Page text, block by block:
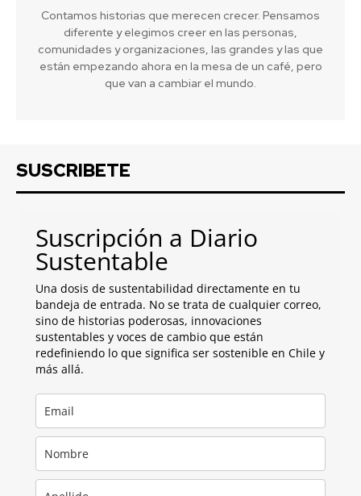
Contamos historias que merecen crecer. Pensamos
diferente y elegimos creer en las personas,
comunidades y organizaciones, las grandes y las que
están empezando ahora en la mesa de un café, pero
que van a cambiar el mundo.
SUSCRIBETE
Suscripción a Diario
Sustentable
Una dosis de sustentabilidad directamente en tu
bandeja de entrada. No se trata de cualquier correo,
sino de historias poderosas, innovaciones
sustentables y voces de cambio que están
redefiniendo lo que significa ser sostenible en Chile y
más allá.